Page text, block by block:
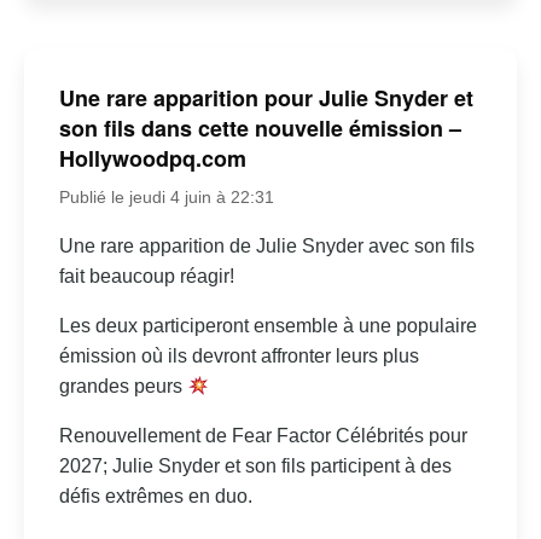
Une rare apparition pour Julie Snyder et
son fils dans cette nouvelle émission –
Hollywoodpq.com
Publié le jeudi 4 juin à 22:31
Une rare apparition de Julie Snyder avec son fils
fait beaucoup réagir!
Les deux participeront ensemble à une populaire
émission où ils devront affronter leurs plus
grandes peurs
Renouvellement de Fear Factor Célébrités pour
2027; Julie Snyder et son fils participent à des
défis extrêmes en duo.